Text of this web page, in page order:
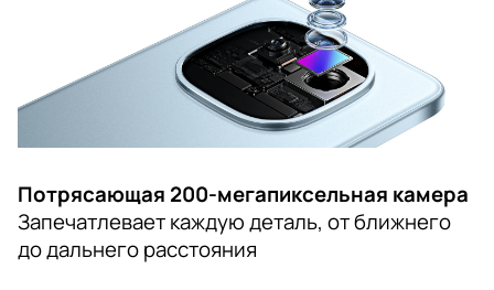
Потрясающая 200-мегапиксельная камера
Запечатлевает каждую деталь, от ближнего
до дальнего расстояния